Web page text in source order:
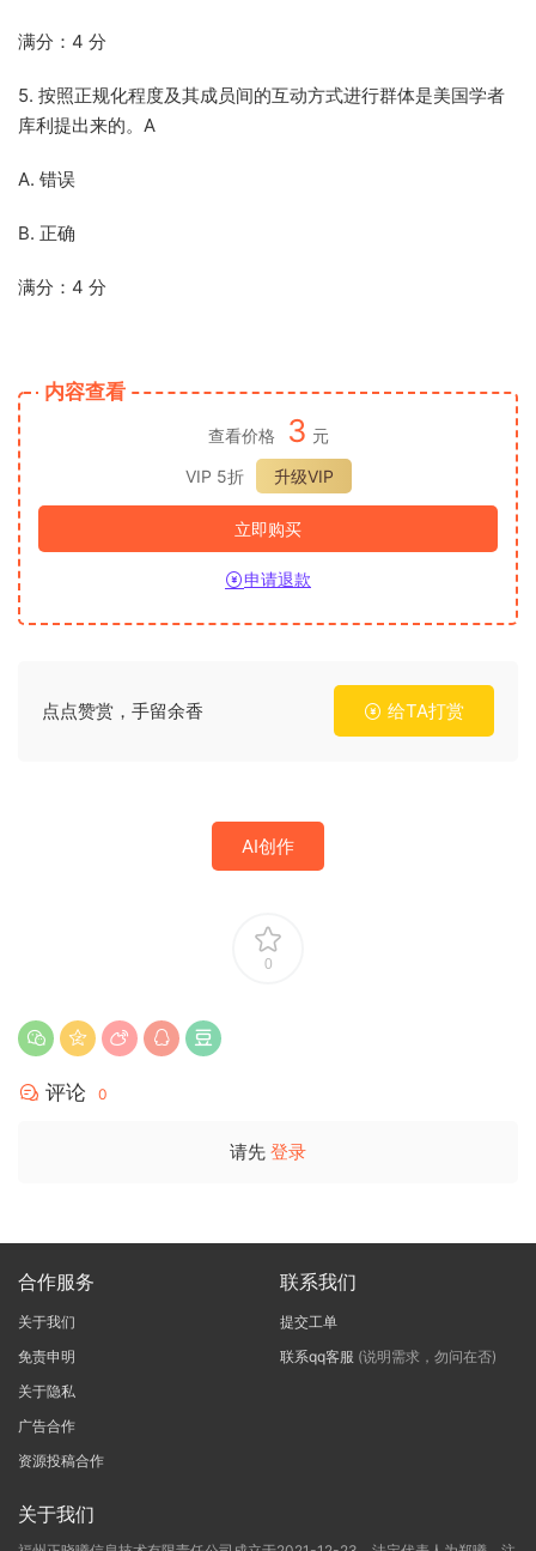
满分：4 分
5. 按照正规化程度及其成员间的互动方式进行群体是美国学者
库利提出来的。A
A. 错误
B. 正确
满分：4 分
内容查看
查看价格 3 元
VIP 5折
升级VIP
立即购买
申请退款
点点赞赏，手留余香 给TA打赏
AI创作
0
评论 0
请先 登录
合作服务
关于我们
免责申明
关于隐私
广告合作
资源投稿合作
联系我们
提交工单
联系qq客服 (说明需求，勿问在否)
关于我们